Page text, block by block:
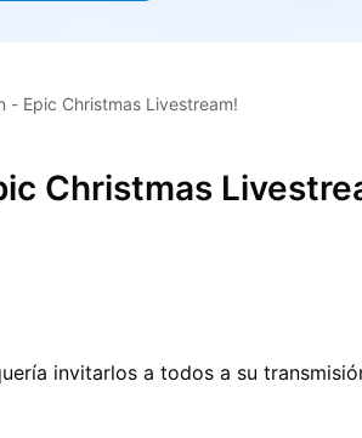
- Epic Christmas Livestream!
Christmas
invitarlos a todos a su